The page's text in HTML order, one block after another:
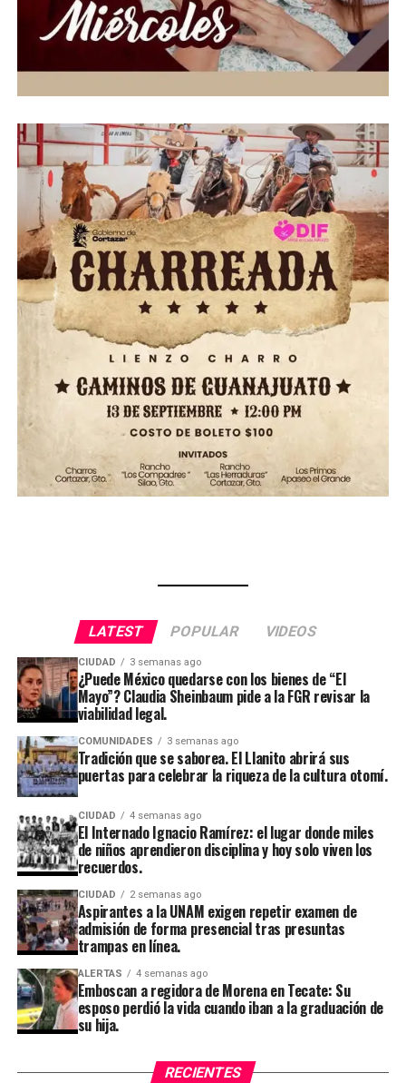
LATEST POPULAR VIDEOS
CIUDAD 3 semanas ago
¿Puede México quedarse con los bienes de “El
Mayo”? Claudia Sheinbaum pide a la FGR revisar la
viabilidad legal.
COMUNIDADES 3 semanas ago
Tradición que se saborea. El Llanito abrirá sus
puertas para celebrar la riqueza de la cultura otomí.
CIUDAD 4 semanas ago
El Internado Ignacio Ramírez: el lugar donde miles
de niños aprendieron disciplina y hoy solo viven los
recuerdos.
CIUDAD 2 semanas ago
Aspirantes a la UNAM exigen repetir examen de
admisión de forma presencial tras presuntas
trampas en línea.
ALERTAS 4 semanas ago
Emboscan a regidora de Morena en Tecate: Su
esposo perdió la vida cuando iban a la graduación de
su hija.
RECIENTES